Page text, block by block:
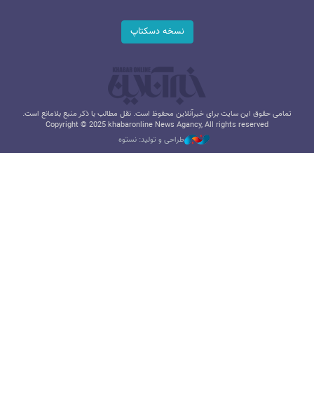
نسخه دسکتاپ
تمامی حقوق این سایت برای خبرآنلاین محفوظ است. نقل مطالب با ذکر منبع بلامانع است.
Copyright © 2025 khabaronline News Agancy, All rights reserved
طراحی و تولید: نستوه